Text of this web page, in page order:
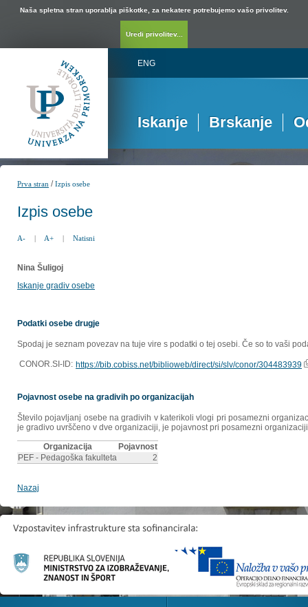
Naša spletna stran uporablja piškotke, za nekatere potrebujemo vašo privolitev.
Uredi privolitev...
ENG
Iskanje Brskanje
Prva stran /Izpis osebe
Izpis osebe
A- | A+ | Natisni
Nina Šuligoj
Iskanje gradiv osebe
Podatki osebe drugje
Spodaj je seznam povezav na tuje vire s podatki o tej osebi. Če so to vaši
CONOR.SI-ID: https://bib.cobiss.net/biblioweb/direct/si/slv/conor/304483939
Pojavnost osebe na gradivih po organizacijah
Število pojavljanj osebe na gradivih v katerikoli vlogi pri posamezni
je gradivo uvrščeno v dve organizaciji, je pojavnost pri posamezni
Organizacija
Pojavnost
PEF - Pedagoška fakulteta
2
Nazaj